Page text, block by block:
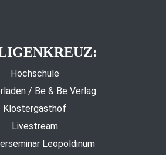
Hochschule
/ Be & Be Verlag
Klostergasthof
Livestream
Leopoldinum